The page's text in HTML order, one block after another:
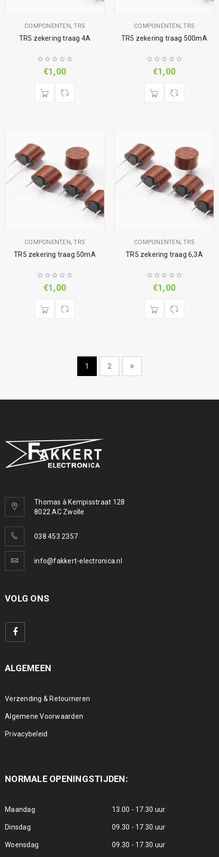
COMPONENTEN,TR5
TR5 zekering traag 4A
€1,00
COMPONENTEN,TR5
TR5 zekering traag 500mA
€1,00
COMPONENTEN,TR5
TR5 zekering traag 50mA
€1,00
COMPONENTEN,TR5
TR5 zekering traag 6,3A
€1,00
1 2
Thomas à Kempisstraat 128
8022 AC Zwolle
038 453 2357
info@fakkert-electronica.nl
VOLG ONS
ALGEMEEN
Verzending & Retourneren
Algemene Voorwaarden
Privacybeleid
NORMALE OPENINGSTIJDEN:
Maandag 13.00 - 17.30 uur
Dinsdag 09.30 - 17.30 uur
Woensdag 09.30 - 17.30 uur